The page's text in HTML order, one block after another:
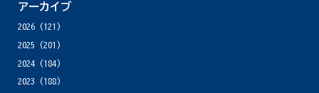
アーカイブ
2026(121)
2025 (201)
2024(184)
2023 (188)